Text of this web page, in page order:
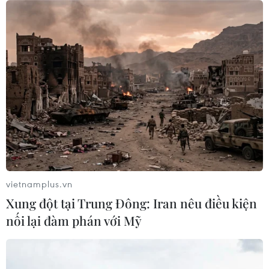
Israel thử nghiệm tên lửa Arrow giữa
lúc căng thẳng khu vực leo thang
06/08/2026 11:17
Iran cảnh báo đáp trả nhằm vào hạ
tầng năng lượng khu vực nếu bị tấn
công
Iran và Oman đạt thỏa thuận về
tuyến vận tải qua eo biển Hormuz
vietnamplus.vn
Xung đột tại Trung Đông: Iran nêu điều kiện
nối lại đàm phán với Mỹ